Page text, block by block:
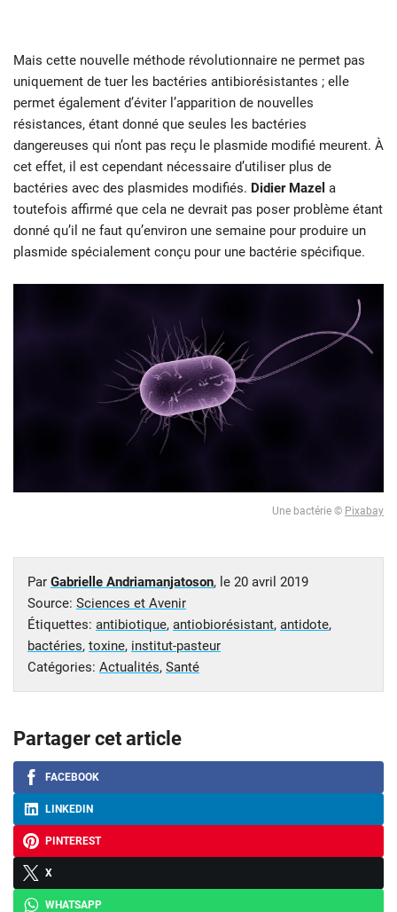
Mais cette nouvelle méthode révolutionnaire ne permet pas
uniquement de tuer les bactéries antibiorésistantes ; elle
permet également d’éviter l’apparition de nouvelles
résistances, étant donné que seules les bactéries
dangereuses qui n’ont pas reçu le plasmide modifié meurent. À
cet effet, il est cependant nécessaire d’utiliser plus de
bactéries avec des plasmides modifiés. Didier Mazel a
toutefois affirmé que cela ne devrait pas poser problème étant
donné qu’il ne faut qu’environ une semaine pour produire un
plasmide spécialement conçu pour une bactérie spécifique.
Une bactérie © Pixabay
Par Gabrielle Andriamanjatoson, le 20 avril 2019
Source: Sciences et Avenir
Étiquettes: antibiotique, antiobiorésistant, antidote,
bactéries, toxine, institut-pasteur
Catégories: Actualités, Santé
Partager cet article
FACEBOOK
LINKEDIN
PINTEREST
X
WHATSAPP